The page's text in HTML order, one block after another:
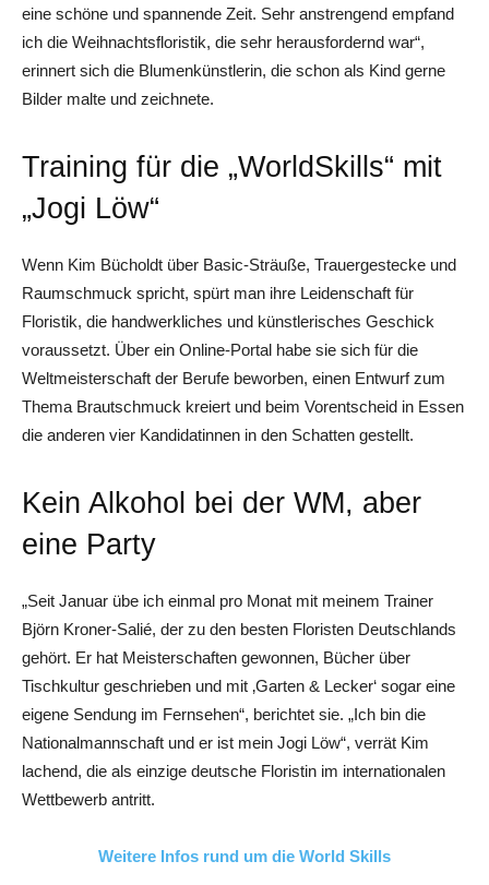
eine schöne und spannende Zeit. Sehr anstrengend empfand
ich die Weihnachtsfloristik, die sehr herausfordernd war“,
erinnert sich die Blumenkünstlerin, die schon als Kind gerne
Bilder malte und zeichnete.
Training für die „WorldSkills“ mit
„Jogi Löw“
Wenn Kim Bücholdt über Basic-Sträuße, Trauergestecke und
Raumschmuck spricht, spürt man ihre Leidenschaft für
Floristik, die handwerkliches und künstlerisches Geschick
voraussetzt. Über ein Online-Portal habe sie sich für die
Weltmeisterschaft der Berufe beworben, einen Entwurf zum
Thema Brautschmuck kreiert und beim Vorentscheid in Essen
die anderen vier Kandidatinnen in den Schatten gestellt.
Kein Alkohol bei der WM, aber
eine Party
„Seit Januar übe ich einmal pro Monat mit meinem Trainer
Björn Kroner-Salié, der zu den besten Floristen Deutschlands
gehört. Er hat Meisterschaften gewonnen, Bücher über
Tischkultur geschrieben und mit ‚Garten & Lecker‘ sogar eine
eigene Sendung im Fernsehen“, berichtet sie. „Ich bin die
Nationalmannschaft und er ist mein Jogi Löw“, verrät Kim
lachend, die als einzige deutsche Floristin im internationalen
Wettbewerb antritt.
Weitere Infos rund um die World Skills